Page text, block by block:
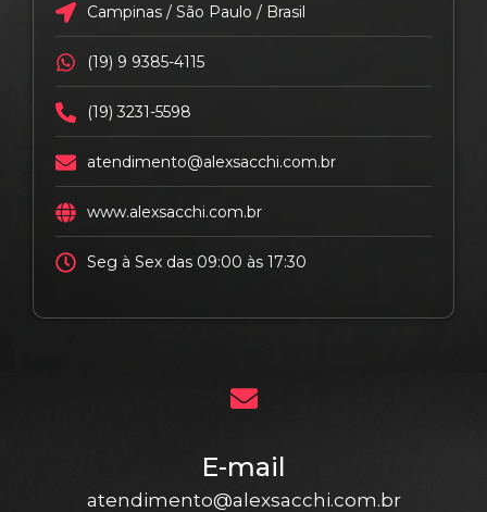
Campinas / São Paulo / Brasil
(19) 9 9385-4115
(19) 3231-5598
atendimento@alexsacchi.com.br
www.alexsacchi.com.br
Seg à Sex das 09:00 às 17:30
E-mail
atendimento@alexsacchi.com.br